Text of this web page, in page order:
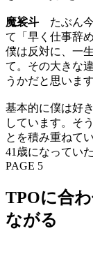
魔裟斗 たぶん今
て「早く仕事辞
僕は反対に、一
て。その大きな
うかだと思いま
基本的に僕は好
しています。そ
とを積み重ねて
41歳になってい
PAGE 5
TPOに合
ながる